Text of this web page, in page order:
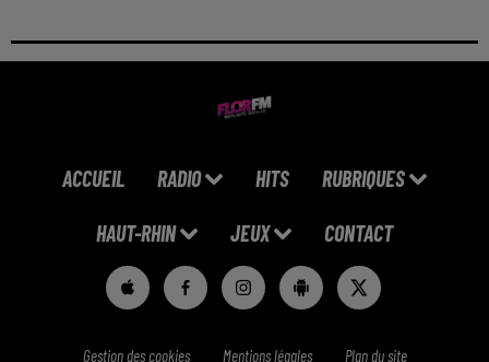
ACCUEIL RADIO HITS RUBRIQUES
HAUT-RHIN JEUX CONTACT
Gestion des cookies Mentions légales Plan du site